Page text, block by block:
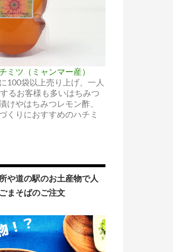
ミツ（ミャンマー産）
100袋以上売り上げ、一人
るお客様も多いはちみつ
けやはちみつレモン酢、
くりにおすすめのハチミ
や道の駅のお土産物で人
まそばのご注文